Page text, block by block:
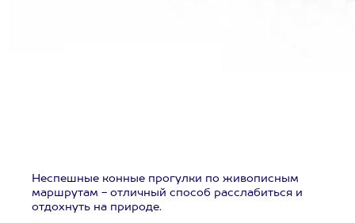
Неспешные конные прогулки по живописным
маршрутам - отличный способ расслабиться и
отдохнуть на природе.